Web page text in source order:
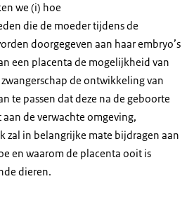
we (i) hoe
die de moeder tijdens de
doorgegeven aan haar embryo’s
een placenta de mogelijkheid van
de ontwikkeling van
te passen dat deze na de geboorte
de verwachte omgeving,
zal in belangrijke mate bijdragen aan
en waarom de placenta ooit is
dieren.